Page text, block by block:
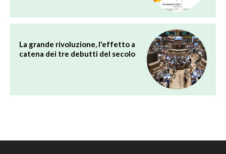
La grande rivoluzione, l'effetto a
catena dei tre debutti del secolo